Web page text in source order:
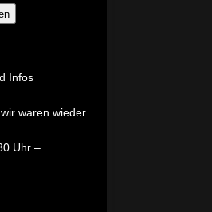
Infos
waren wieder
Uhr –